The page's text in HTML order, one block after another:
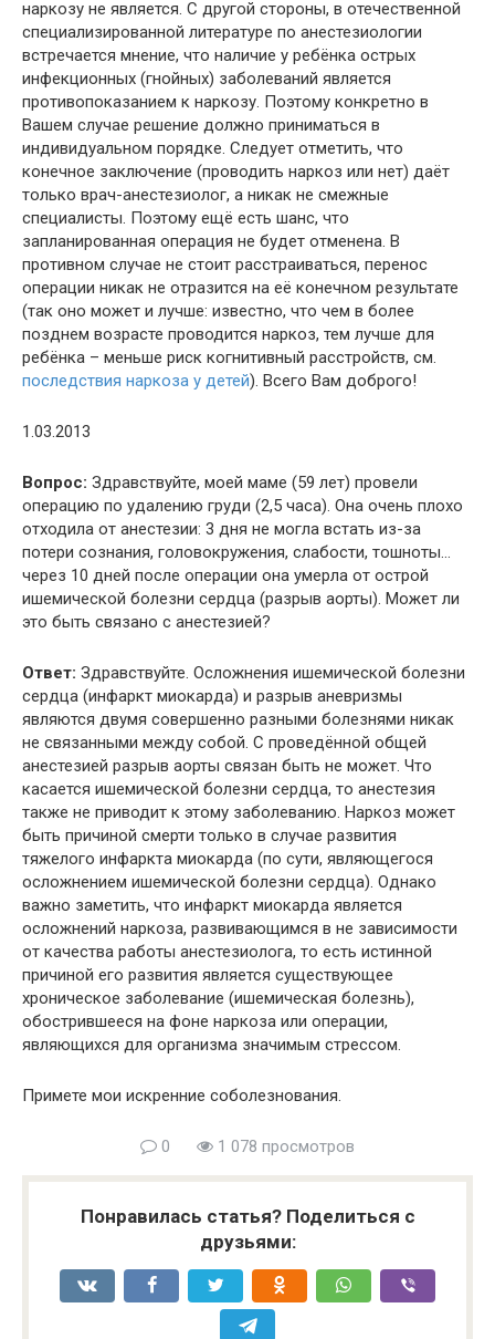
наркозу не является. С другой стороны, в отечественной
специализированной литературе по анестезиологии
встречается мнение, что наличие у ребёнка острых
инфекционных (гнойных) заболеваний является
противопоказанием к наркозу. Поэтому конкретно в
Вашем случае решение должно приниматься в
индивидуальном порядке. Следует отметить, что
конечное заключение (проводить наркоз или нет) даёт
только врач-анестезиолог, а никак не смежные
специалисты. Поэтому ещё есть шанс, что
запланированная операция не будет отменена. В
противном случае не стоит расстраиваться, перенос
операции никак не отразится на её конечном результате
(так оно может и лучше: известно, что чем в более
позднем возрасте проводится наркоз, тем лучше для
ребёнка – меньше риск когнитивный расстройств, см.
последствия наркоза у детей). Всего Вам доброго!
1.03.2013
Вопрос: Здравствуйте, моей маме (59 лет) провели
операцию по удалению груди (2,5 часа). Она очень плохо
отходила от анестезии: 3 дня не могла встать из-за
потери сознания, головокружения, слабости, тошноты…
через 10 дней после операции она умерла от острой
ишемической болезни сердца (разрыв аорты). Может ли
это быть связано с анестезией?
Ответ: Здравствуйте. Осложнения ишемической болезни
сердца (инфаркт миокарда) и разрыв аневризмы
являются двумя совершенно разными болезнями никак
не связанными между собой. С проведённой общей
анестезией разрыв аорты связан быть не может. Что
касается ишемической болезни сердца, то анестезия
также не приводит к этому заболеванию. Наркоз может
быть причиной смерти только в случае развития
тяжелого инфаркта миокарда (по сути, являющегося
осложнением ишемической болезни сердца). Однако
важно заметить, что инфаркт миокарда является
осложнений наркоза, развивающимся в не зависимости
от качества работы анестезиолога, то есть истинной
причиной его развития является существующее
хроническое заболевание (ишемическая болезнь),
обострившееся на фоне наркоза или операции,
являющихся для организма значимым стрессом.
Примете мои искренние соболезнования.
0 1 078 просмотров
Понравилась статья? Поделиться с
друзьями: